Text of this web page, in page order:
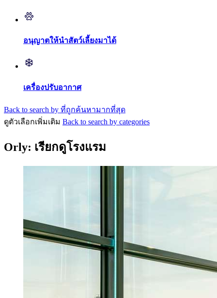
อนุญาตให้นำสัตว์เลี้ยงมาได้
เครื่องปรับอากาศ
Back to search by ที่ถูกค้นหามากที่สุด
ดูตัวเลือกเพิ่มเติม Back to search by categories
Orly: เรียกดูโรงแรม